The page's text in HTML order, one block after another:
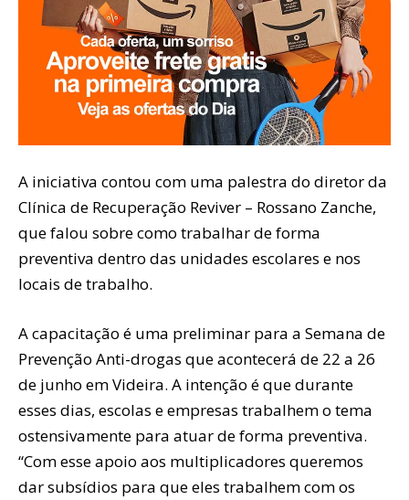
A iniciativa contou com uma palestra do diretor da
Clínica de Recuperação Reviver – Rossano Zanche,
que falou sobre como trabalhar de forma
preventiva dentro das unidades escolares e nos
locais de trabalho.
A capacitação é uma preliminar para a Semana de
Prevenção Anti-drogas que acontecerá de 22 a 26
de junho em Videira. A intenção é que durante
esses dias, escolas e empresas trabalhem o tema
ostensivamente para atuar de forma preventiva.
“Com esse apoio aos multiplicadores queremos
dar subsídios para que eles trabalhem com os